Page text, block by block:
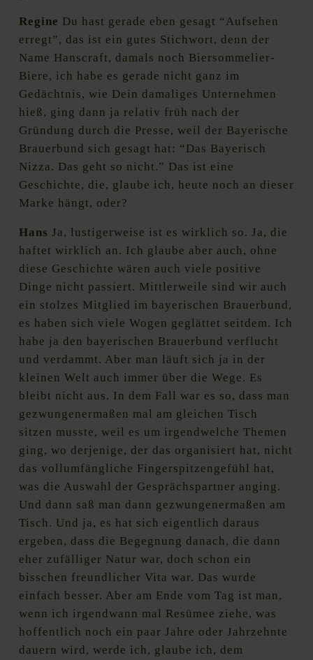
Regine Du hast gerade eben gesagt “Aufsehen
erregt”, das ist ein gutes Stichwort, denn der
Name Hanscraft, damals noch Biersommelier-
Biere, ich habe es gerade nicht ganz im
Gedächtnis, wie Dein damaliges Unternehmen
hieß, ging dann ja relativ früh nach der
Gründung durch die Presse, weil der Bayerische
Brauerbund sich gesagt hat: “Das Bayerisch
Nizza. Das geht so nicht.” Das ist eine
Geschichte, die, glaube ich, heute noch an dieser
Marke hängt, oder?
Hans Ja, lustigerweise ist es wirklich so. Ja, die
haftet wirklich an. Ich glaube aber auch, ohne
diese Geschichte wären auch viele positive
Dinge nicht passiert. Mittlerweile sind wir auch
ein stolzes Mitglied im bayerischen Brauerbund,
es haben sich viele Wogen geglättet seitdem. Ich
habe ja den bayerischen Brauerbund verflucht
und verdammt. Aber man läuft sich ja in der
kleinen Welt auch immer über die Wege. Es
bleibt nicht aus. In dem Fall war es so, dass man
gezwungenermaßen mal am gleichen Tisch
sitzen musste, weil es um irgendwelche Themen
ging, wo derjenige, der das organisiert hat, nicht
das vollumfängliche Fingerspitzengefühl hat,
was die Auswahl der Gesprächspartner anging.
Und dann saß man dann gezwungenermaßen am
Tisch. Und ja, es hat sich eigentlich daraus
ergeben, dass die Begegnung danach, die dann
eher zufälliger Natur war, doch schon ein
bisschen freundlicher Vita war. Das wurde
einfach besser. Aber am Ende vom Tag ist man,
wenn ich irgendwann mal Resümee ziehe, was
hoffentlich noch ein paar Jahre oder Jahrzehnte
dauern wird, werde ich, glaube ich, dem